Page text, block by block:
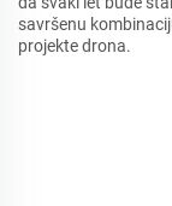
savršenu
projekte drona.